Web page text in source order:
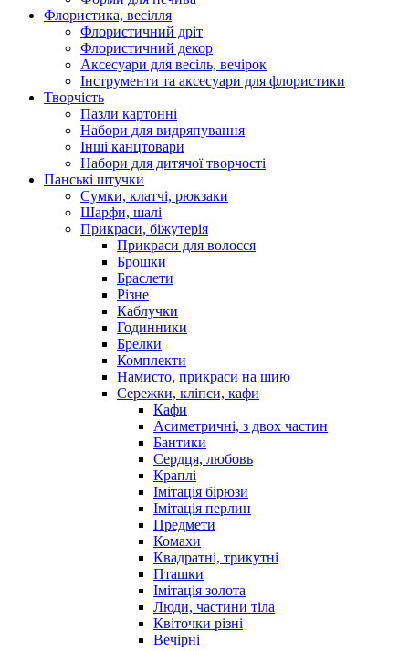
Флористика, весілля
Флористичний дріт
Флористичний декор
Аксесуари для весіль, вечірок
Інструменти та аксесуари для флористики
Творчість
Пазли картонні
Набори для видряпування
Інші канцтовари
Набори для дитячої творчості
Панські штучки
Сумки, клатчі, рюкзаки
Шарфи, шалі
Прикраси, біжутерія
Прикраси для волосся
Брошки
Браслети
Різне
Каблучки
Годинники
Брелки
Комплекти
Намисто, прикраси на шию
Сережки, кліпси, кафи
Кафи
Асиметричні, з двох частин
Бантики
Сердця, любовь
Краплі
Імітація бірюзи
Імітація перлин
Предмети
Комахи
Квадратні, трикутні
Пташки
Імітація золота
Люди, частини тіла
Квіточки різні
Вечірні